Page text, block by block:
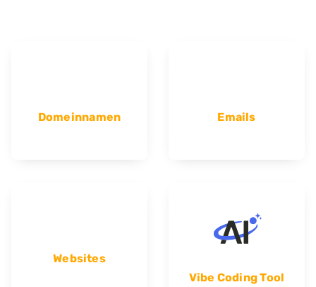
Domeinnamen Emails
Websites
Vibe Coding Tool